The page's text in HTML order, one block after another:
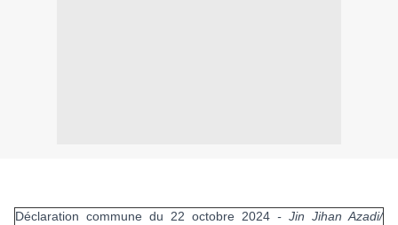
Déclaration commune du 22 octobre 2024 - Jin Jihan Azadi/